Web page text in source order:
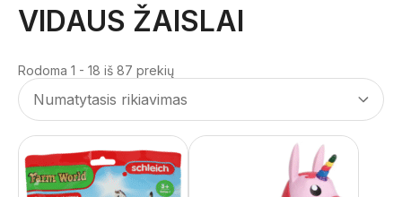
VIDAUS ŽAISLAI
Rodoma 1 - 18 iš 87 prekių